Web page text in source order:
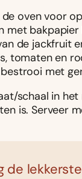
oven voor
met
de jackfruit
tomaten en
met
schaal in
is. Serveer
de